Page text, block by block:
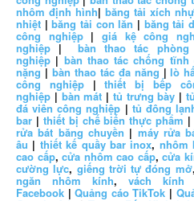
nhôm định hình| băng tải xích
nhiệt |băng tải con lăn | băng tải
công nghiệp|giá kệ công
nghiệp |bàn thao tác phòng
nghiệp | bàn thao tác chống tĩnh
nặng | bàn thao tác đa năng |lò
công nghiệp|thiết bị bếp
nghiệp | bàn mát | tủ trưng bày |
đá viên công nghiệp | tủ đông
bar | thiết bị chế biến thực phẩm |
rửa bát băng chuyền | máy rửa
âu | thiết kế quầy bar inox, nhôm
cao cấp, cửa nhôm cao cấp, cửa
cường lực, giếng trời tự đóng mở,
ngăn nhôm kính, vách kính
Facebook |Quảng cáo TikTok |